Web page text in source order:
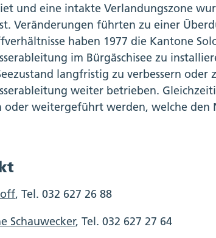
und eine intakte Verlandungszone
Veränderungen führten zu einer
haben 1977 die Kantone
im Bürgäschisee zu
langfristig zu verbessern
weiter betrieben.
weitergeführt werden, welche den
, Tel. 032 627 26 88
Schauwecker, Tel. 032 627 27 64